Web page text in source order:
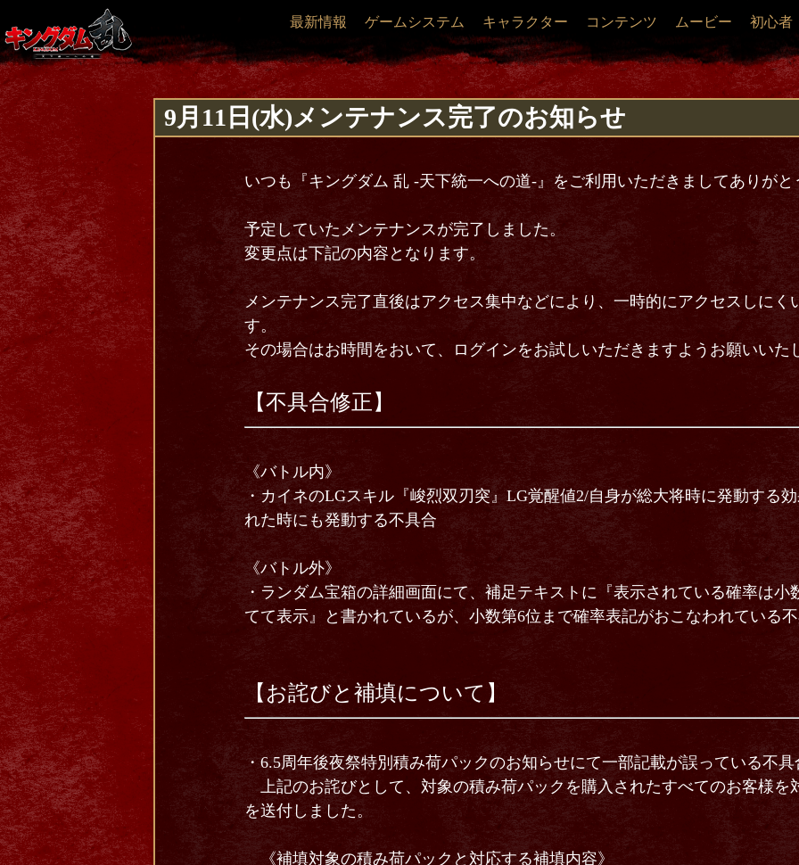
最新情報 ゲームシステム キャラクター コンテンツ ムービー 初心者
9月11日(水)メンテナンス完了のお知らせ
いつも『キングダム 乱 -天下統一への道-』をご利用いただきましてありがと
予定していたメンテナンスが完了しました。
変更点は下記の内容となります。
メンテナンス完了直後はアクセス集中などにより、一時的にアクセスしにく
す。
その場合はお時間をおいて、ログインをお試しいただきますようお願いいた
【不具合修正】
《バトル内》
・カイネのLGスキル『峻烈双刃突』LG覚醒値2/自身が総大将時に発動する
れた時にも発動する不具合
《バトル外》
・ランダム宝箱の詳細画面にて、補足テキストに『表示されている確率は小
てて表示』と書かれているが、小数第6位まで確率表記がおこなわれている
【お詫びと補填について】
・6.5周年後夜祭特別積み荷パックのお知らせにて一部記載が誤っている不
上記のお詫びとして、対象の積み荷パックを購入されたすべてのお客様を
を送付しました。
《補填対象の積み荷パックと対応する補填内容》